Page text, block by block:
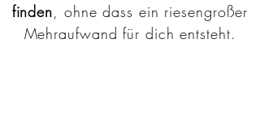
finden, ohne dass ein riesengroßer
Mehraufwand für dich entsteht.